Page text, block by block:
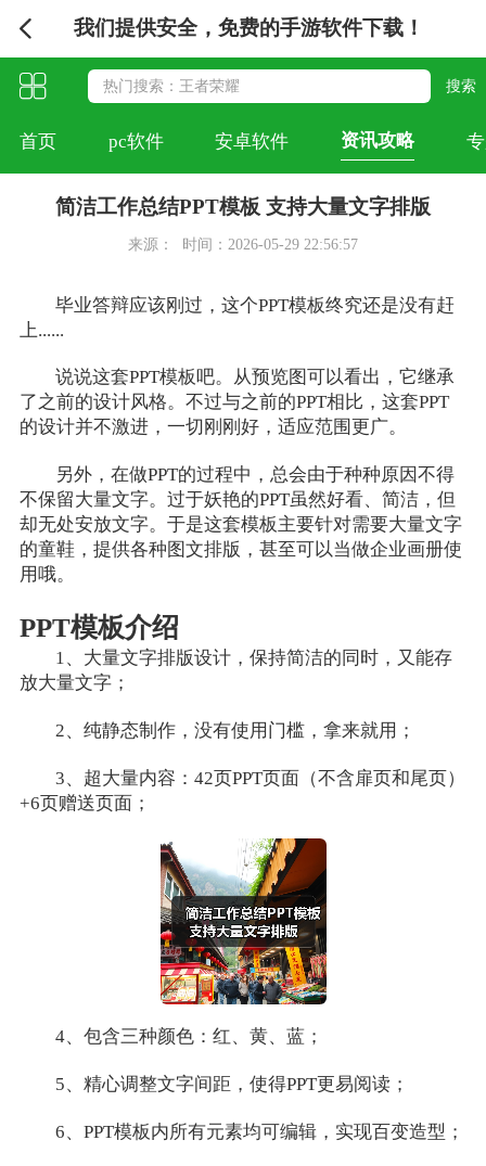
我们提供安全，免费的手游软件下载！
首页 pc软件 安卓软件 资讯攻略
简洁工作总结PPT模板 支持大量文字排版
来源： 时间：2026-05-29 22:56:57
毕业答辩应该刚过，这个PPT模板终究还是没有赶
上......
说说这套PPT模板吧。从预览图可以看出，它继承
了之前的设计风格。不过与之前的PPT相比，这套PPT
的设计并不激进，一切刚刚好，适应范围更广。
另外，在做PPT的过程中，总会由于种种原因不得
不保留大量文字。过于妖艳的PPT虽然好看、简洁，但
却无处安放文字。于是这套模板主要针对需要大量文字
的童鞋，提供各种图文排版，甚至可以当做企业画册使
用哦。
PPT模板介绍
1、大量文字排版设计，保持简洁的同时，又能存
放大量文字；
2、纯静态制作，没有使用门槛，拿来就用；
3、超大量内容：42页PPT页面（不含扉页和尾页）
+6页赠送页面；
4、包含三种颜色：红、黄、蓝；
5、精心调整文字间距，使得PPT更易阅读；
6、PPT模板内所有元素均可编辑，实现百变造型；